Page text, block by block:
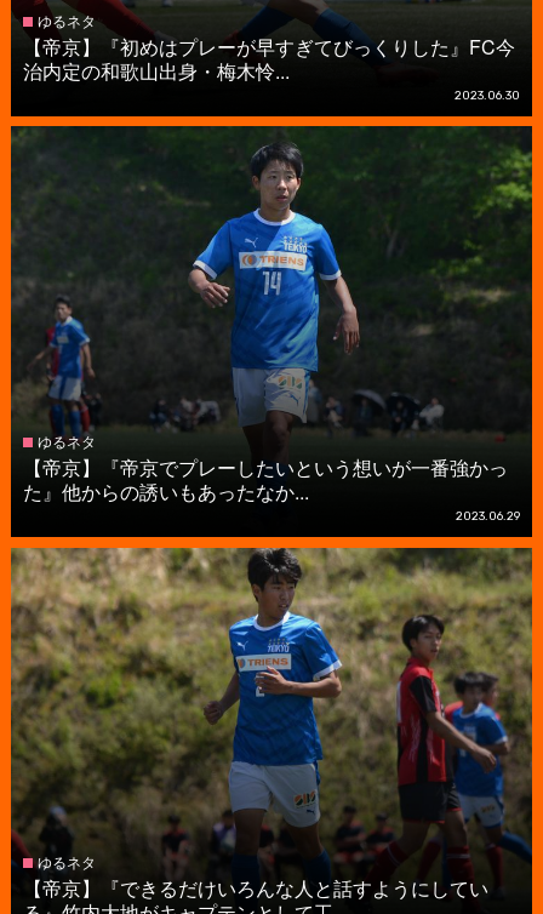
ゆるネタ
【帝京】『初めはプレーが早すぎてびっくりした』FC今
治内定の和歌山出身・梅木怜...
2023.06.30
ゆるネタ
【帝京】『帝京でプレーしたいという想いが一番強かっ
た』他からの誘いもあったなか...
2023.06.29
ゆるネタ
【帝京】『できるだけいろんな人と話すようにしてい